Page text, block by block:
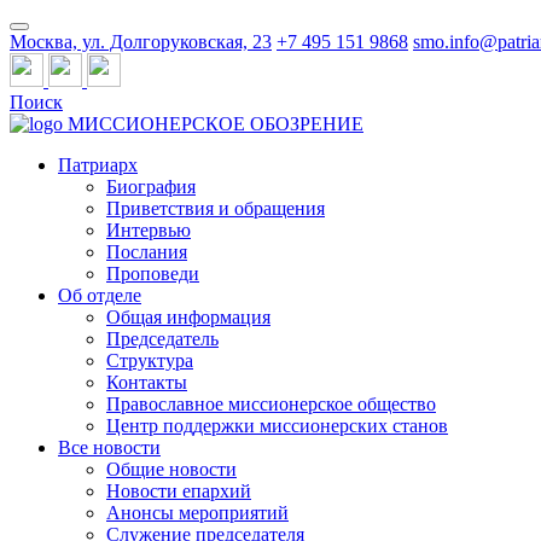
Москва, ул. Долгоруковская, 23 +7 495 151 9868
Поиск
МИССИОНЕРСКОЕ ОБОЗРЕНИЕ
Патриарх
Биография
Приветствия и обращения
Интервью
Послания
Проповеди
Об отделе
Общая информация
Председатель
Структура
Контакты
Православное миссионерское общество
Центр поддержки миссионерских станов
Все новости
Общие новости
Новости епархий
Анонсы мероприятий
Служение председателя